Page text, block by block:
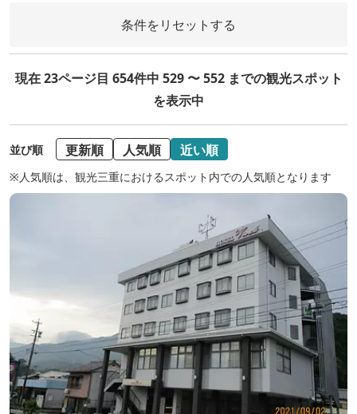
条件をリセットする
現在 23ページ目 654件中 529 〜 552 までの観光スポット
を表示中
並び順 更新順 人気順 近い順
※人気順は、観光三重におけるスポット内での人気順となります